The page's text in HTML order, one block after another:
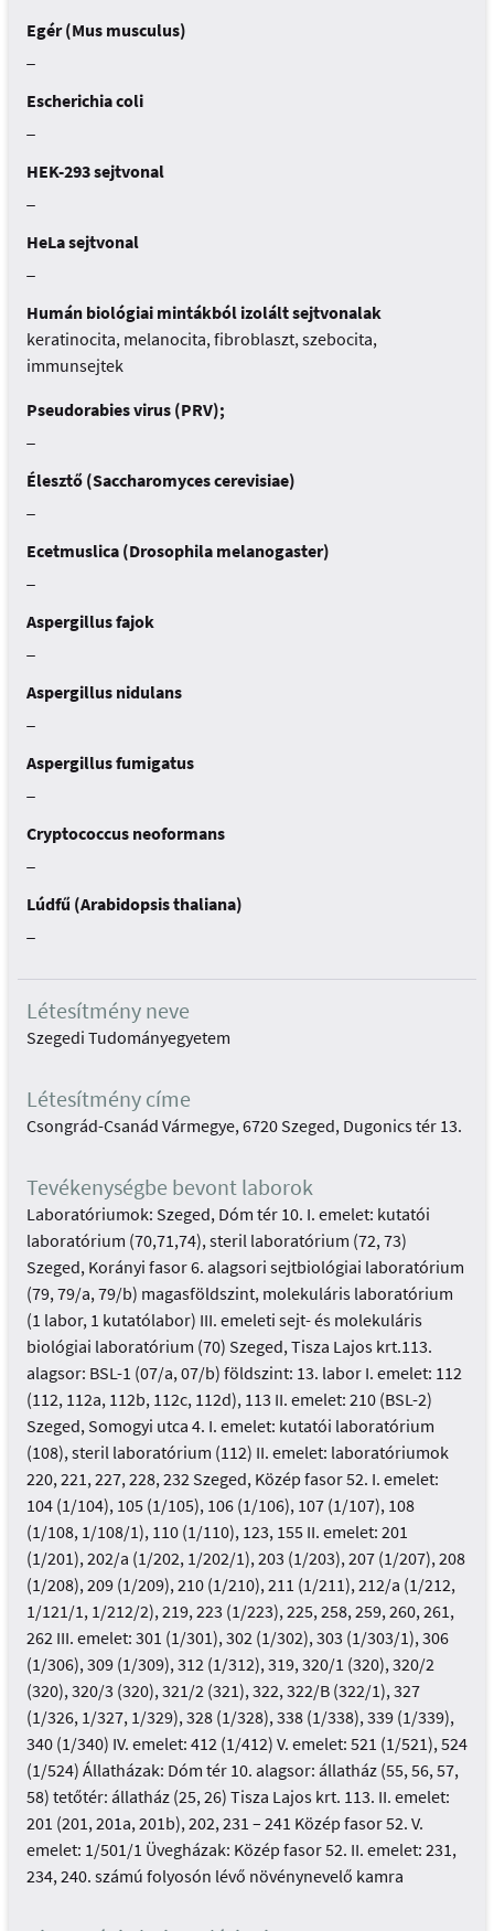
Egér (Mus musculus)
Escherichia coli
HEK-293 sejtvonal
HeLa sejtvonal
Humán biológiai mintákból izolált sejtvonalak
keratinocita, melanocita, fibroblaszt, szebocita,
immunsejtek
Pseudorabies virus (PRV);
Élesztő (Saccharomyces cerevisiae)
Ecetmuslica (Drosophila melanogaster)
Aspergillus fajok
Aspergillus nidulans
Aspergillus fumigatus
Cryptococcus neoformans
Lúdfű (Arabidopsis thaliana)
Létesítmény neve
Szegedi Tudományegyetem
Létesítmény címe
Csongrád-Csanád Vármegye, 6720 Szeged, Dugonics tér 13.
Tevékenységbe bevont laborok
Laboratóriumok: Szeged, Dóm tér 10. I. emelet: kutatói
laboratórium (70,71,74), steril laboratórium (72, 73)
Szeged, Korányi fasor 6. alagsori sejtbiológiai laboratórium
(79, 79/a, 79/b) magasföldszint, molekuláris laboratórium
(1 labor, 1 kutatólabor) III. emeleti sejt- és molekuláris
biológiai laboratórium (70) Szeged, Tisza Lajos krt.113.
alagsor: BSL-1 (07/a, 07/b) földszint: 13. labor I. emelet: 112
(112, 112a, 112b, 112c, 112d), 113 II. emelet: 210 (BSL-2)
Szeged, Somogyi utca 4. I. emelet: kutatói laboratórium
(108), steril laboratórium (112) II. emelet: laboratóriumok
220, 221, 227, 228, 232 Szeged, Közép fasor 52. I. emelet:
104 (1/104), 105 (1/105), 106 (1/106), 107 (1/107), 108
(1/108, 1/108/1), 110 (1/110), 123, 155 II. emelet: 201
(1/201), 202/a (1/202, 1/202/1), 203 (1/203), 207 (1/207), 208
(1/208), 209 (1/209), 210 (1/210), 211 (1/211), 212/a (1/212,
1/121/1, 1/212/2), 219, 223 (1/223), 225, 258, 259, 260, 261,
262 III. emelet: 301 (1/301), 302 (1/302), 303 (1/303/1), 306
(1/306), 309 (1/309), 312 (1/312), 319, 320/1 (320), 320/2
(320), 320/3 (320), 321/2 (321), 322, 322/B (322/1), 327
(1/326, 1/327, 1/329), 328 (1/328), 338 (1/338), 339 (1/339),
340 (1/340) IV. emelet: 412 (1/412) V. emelet: 521 (1/521), 524
(1/524) Állatházak: Dóm tér 10. alagsor: állatház (55, 56, 57,
58) tetőtér: állatház (25, 26) Tisza Lajos krt. 113. II. emelet:
201 (201, 201a, 201b), 202, 231 – 241 Közép fasor 52. V.
emelet: 1/501/1 Üvegházak: Közép fasor 52. II. emelet: 231,
234, 240. számú folyosón lévő növénynevelő kamra